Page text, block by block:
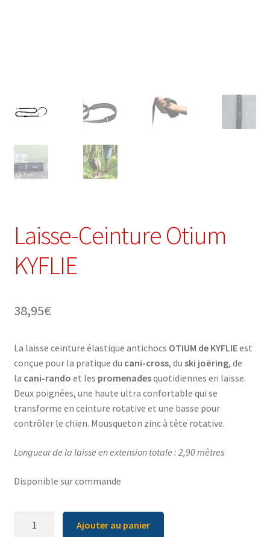
Laisse-Ceinture Otium
KYFLIE
38,95€
La laisse ceinture élastique antichocs OTIUM de KYFLIEest
conçue pour la pratique du cani-cross, du ski joëring, de
la cani-rando et les promenadesquotidiennes en laisse.
Deux poignées, une haute ultra confortable qui se
transforme en ceinture rotative et une basse pour
contrôler le chien. Mousqueton zinc à tête rotative.
Longueur de la laisse en extension totale : 2,90 mètres
Disponible sur commande
Ajouter au panier